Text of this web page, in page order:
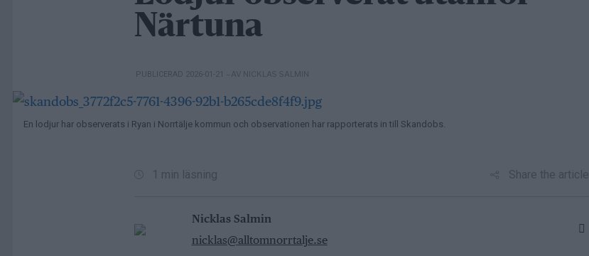
Närtuna
PUBLICERAD 2026-01-21 – AV NICKLAS SALMIN
En lodjur har observerats i Ryan i Norrtälje kommun och observationen har rapporterats in till Skandobs.
1 min läsning Share the article
Nicklas Salmin
nicklas@alltomnorrtalje.se